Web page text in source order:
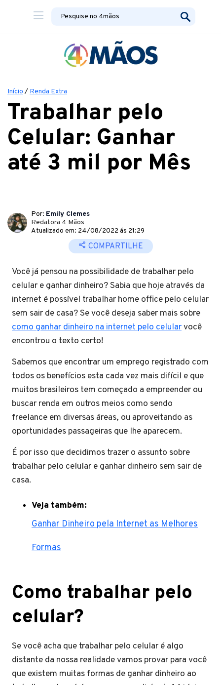
Início / Renda Extra
Trabalhar pelo
Celular: Ganhar
até 3 mil por Mês
Por: Emily Clemes
Redatora 4 Mãos
Atualizado em: 24/08/2022 ás 21:29
COMPARTILHE
Você já pensou na possibilidade de trabalhar pelo
celular e ganhar dinheiro? Sabia que hoje através da
internet é possível trabalhar home office pelo celular
sem sair de casa? Se você deseja saber mais sobre
como ganhar dinheiro na internet pelo celularvocê
encontrou o texto certo!
Sabemos que encontrar um emprego registrado com
todos os benefícios esta cada vez mais difícil e que
muitos brasileiros tem começado a empreender ou
buscar renda em outros meios como sendo
freelance em diversas áreas, ou aproveitando as
oportunidades passageiras que lhe aparecem.
É por isso que decidimos trazer o assunto sobre
trabalhar pelo celular e ganhar dinheiro sem sair de
casa.
Veja também:
Ganhar Dinheiro pela Internet as Melhores
Formas
Como trabalhar pelo
celular?
Se você acha que trabalhar pelo celular é algo
distante da nossa realidade vamos provar para você
que existem muitas formas de ganhar dinheiro ao